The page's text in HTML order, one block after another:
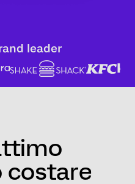
leader
costare